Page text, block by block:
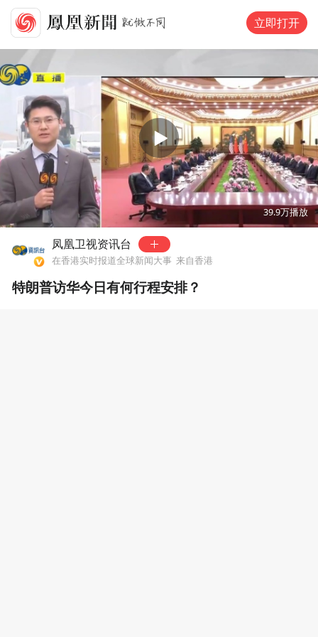
立即打开
00:00 02:38
39.9万播放
凤凰卫视资讯台
在香港实时报道全球新闻大事 来自香港
特朗普访华今日有何行程安排？